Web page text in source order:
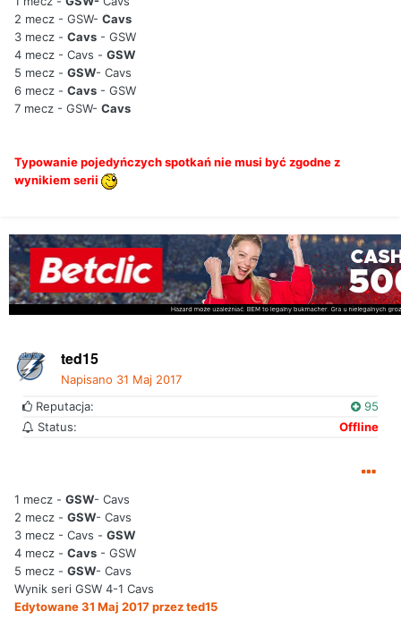
2 mecz - GSW- Cavs
3 mecz - Cavs - GSW
4 mecz - Cavs - GSW
5 mecz - GSW- Cavs
6 mecz - Cavs - GSW
7 mecz - GSW- Cavs
Typowanie pojedyńczych spotkań nie musi być zgodne z
wynikiem serii
ted15
Napisano 31 Maj 2017
Reputacja:
95
Status:
Offline
1 mecz - GSW- Cavs
2 mecz - GSW- Cavs
3 mecz - Cavs - GSW
4 mecz - Cavs - GSW
5 mecz - GSW- Cavs
Wynik seri GSW 4-1 Cavs
Edytowane31 Maj 2017przez ted15